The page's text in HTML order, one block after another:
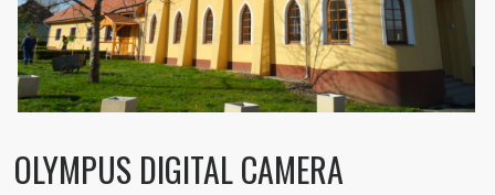
OLYMPUS DIGITAL CAMERA